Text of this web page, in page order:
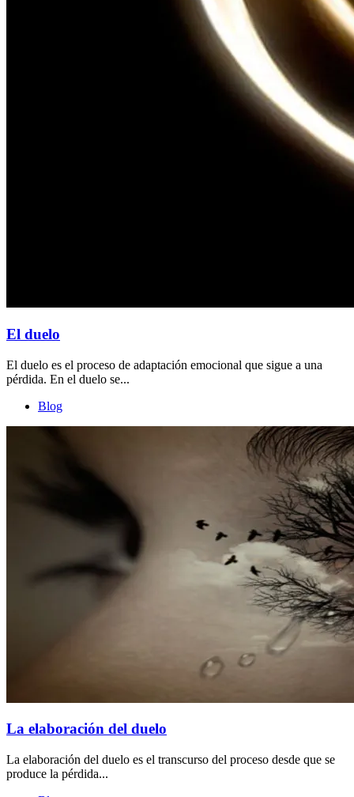
El duelo
El duelo es el proceso de adaptación emocional que sigue a una
pérdida. En el duelo se...
Blog
La elaboración del duelo
La elaboración del duelo es el transcurso del proceso desde que se
produce la pérdida...